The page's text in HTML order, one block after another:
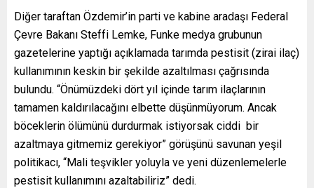
Diğer taraftan Özdemir’in parti ve kabine aradaşı Federal
Çevre Bakanı Steffi Lemke, Funke medya grubunun
gazetelerine yaptığı açıklamada tarımda pestisit (zirai ilaç)
kullanımının keskin bir şekilde azaltılması çağrısında
bulundu. “Önümüzdeki dört yıl içinde tarım ilaçlarının
tamamen kaldırılacağını elbette düşünmüyorum. Ancak
böceklerin ölümünü durdurmak istiyorsak ciddi bir
azaltmaya gitmemiz gerekiyor” görüşünü savunan yeşil
politikacı, “Mali teşvikler yoluyla ve yeni düzenlemelerle
pestisit kullanımını azaltabiliriz” dedi.